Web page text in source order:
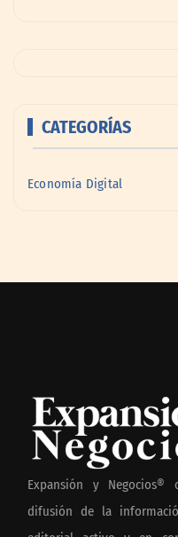
CATEGORÍAS
Economía Digital
Expansión y
difusión de la